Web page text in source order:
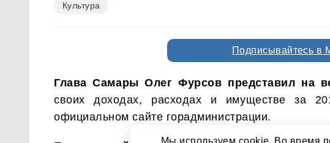
Культура
Подписывайтесь в
Глава Самары Олег Фурсов представил на
доходах, расходах и имуществе за 2016 год.
сайте горадминистрации.